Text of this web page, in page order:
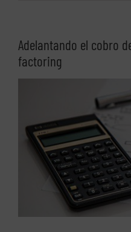
Adelantando el cobro
factoring
grande